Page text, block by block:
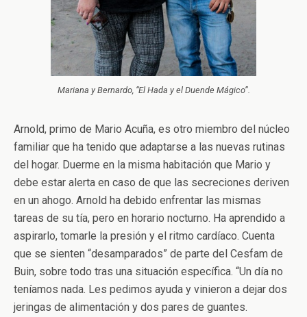
Mariana y Bernardo, “El Hada y el Duende Mágico”.
Arnold, primo de Mario Acuña, es otro miembro del núcleo
familiar que ha tenido que adaptarse a las nuevas rutinas
del hogar. Duerme en la misma habitación que Mario y
debe estar alerta en caso de que las secreciones deriven
en un ahogo. Arnold ha debido enfrentar las mismas
tareas de su tía, pero en horario nocturno. Ha aprendido a
aspirarlo, tomarle la presión y el ritmo cardíaco. Cuenta
que se sienten “desamparados” de parte del Cesfam de
Buin, sobre todo tras una situación específica. “Un día no
teníamos nada. Les pedimos ayuda y vinieron a dejar dos
jeringas de alimentación y dos pares de guantes.